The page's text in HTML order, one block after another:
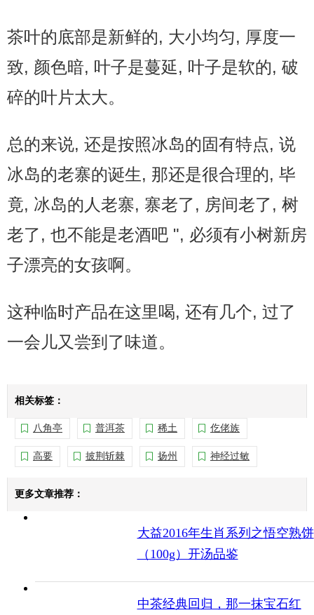
茶叶的底部是新鲜的, 大小均匀, 厚度一
致, 颜色暗, 叶子是蔓延, 叶子是软的, 破
碎的叶片太大。
总的来说, 还是按照冰岛的固有特点, 说
冰岛的老寨的诞生, 那还是很合理的, 毕
竟, 冰岛的人老寨, 寨老了, 房间老了, 树
老了, 也不能是老酒吧 ", 必须有小树新房
子漂亮的女孩啊。
这种临时产品在这里喝, 还有几个, 过了
一会儿又尝到了味道。
相关标签：
八角亭 普洱茶 稀土 仡佬族
高要 披荆斩棘 扬州 神经过敏
更多文章推荐：
大益2016年生肖系列之悟空熟饼
（100g）开汤品鉴
中茶经典回归，那一抹宝石红